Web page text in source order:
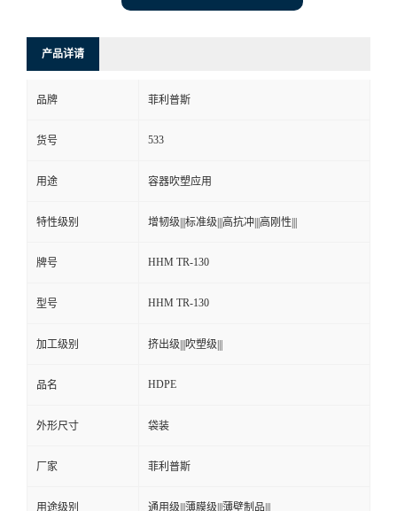
产品详请
品牌 菲利普斯
货号 533
用途 容器吹塑应用
特性级别 增韧级|||标准级|||高抗冲|||高刚性|||
牌号 HHM TR-130
型号 HHM TR-130
加工级别 挤出级|||吹塑级|||
品名 HDPE
外形尺寸 袋装
厂家 菲利普斯
用途级别 通用级|||薄膜级|||薄壁制品|||